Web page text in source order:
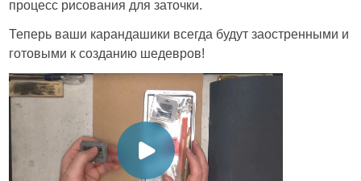
процесс рисования для заточки.
Теперь ваши карандашики всегда будут заостренными и
готовыми к созданию шедевров!